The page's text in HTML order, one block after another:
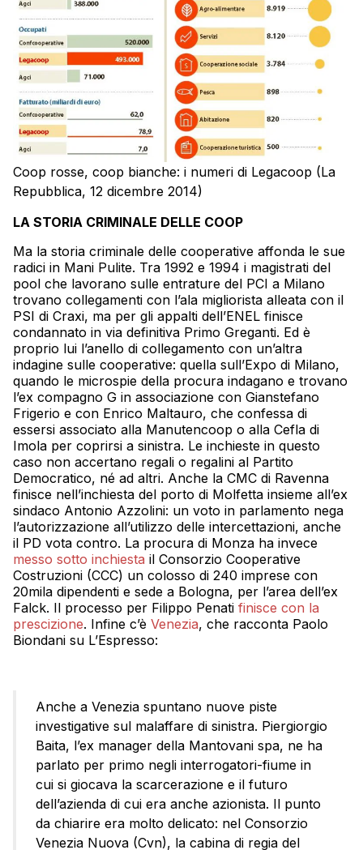
Coop rosse, coop bianche: i numeri di Legacoop (La
Repubblica, 12 dicembre 2014)
LA STORIA CRIMINALE DELLE COOP
Ma la storia criminale delle cooperative affonda le sue
radici in Mani Pulite. Tra 1992 e 1994 i magistrati del
pool che lavorano sulle entrature del PCI a Milano
trovano collegamenti con l’ala migliorista alleata con il
PSI di Craxi, ma per gli appalti dell’ENEL finisce
condannato in via definitiva Primo Greganti. Ed è
proprio lui l’anello di collegamento con un’altra
indagine sulle cooperative: quella sull’Expo di Milano,
quando le microspie della procura indagano e trovano
l’ex compagno G in associazione con Gianstefano
Frigerio e con Enrico Maltauro, che confessa di
essersi associato alla Manutencoop o alla Cefla di
Imola per coprirsi a sinistra. Le inchieste in questo
caso non accertano regali o regalini al Partito
Democratico, né ad altri. Anche la CMC di Ravenna
finisce nell’inchiesta del porto di Molfetta insieme all’ex
sindaco Antonio Azzolini: un voto in parlamento nega
l’autorizzazione all’utilizzo delle intercettazioni, anche
il PD vota contro. La procura di Monza ha invece
messo sotto inchiesta il Consorzio Cooperative
Costruzioni (CCC) un colosso di 240 imprese con
20mila dipendenti e sede a Bologna, per l’area dell’ex
Falck. Il processo per Filippo Penati finisce con la
prescizione. Infine c’è Venezia, che racconta Paolo
Biondani su L’Espresso:
Anche a Venezia spuntano nuove piste
investigative sul malaffare di sinistra. Piergiorgio
Baita, l’ex manager della Mantovani spa, ne ha
parlato per primo negli interrogatori-fiume in
cui si giocava la scarcerazione e il futuro
dell’azienda di cui era anche azionista. Il punto
da chiarire era molto delicato: nel Consorzio
Venezia Nuova (Cvn), la cabina di regia del